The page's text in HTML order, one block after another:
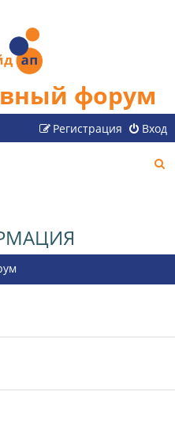
форум
Вход
Регистрация